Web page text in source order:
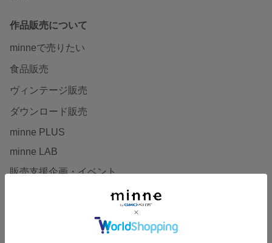
作品販売について
minneで売りたい
食品販売
ヴィンテージ販売
ダウンロード販売
minne PLUS
minne LAB
販売支援企画・イベント
minneとものづくりと